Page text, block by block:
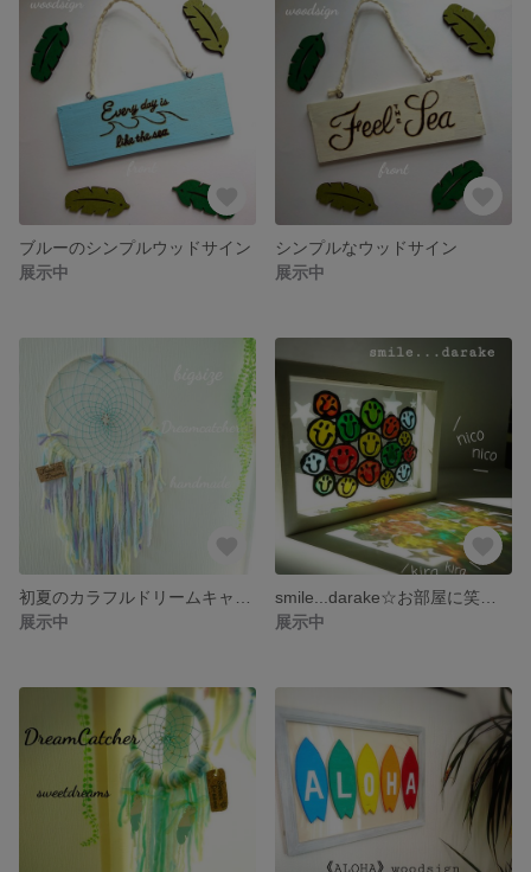
ブルーのシンプルウッドサイン
展示中
シンプルなウッドサイン
展示中
展示中
展示中